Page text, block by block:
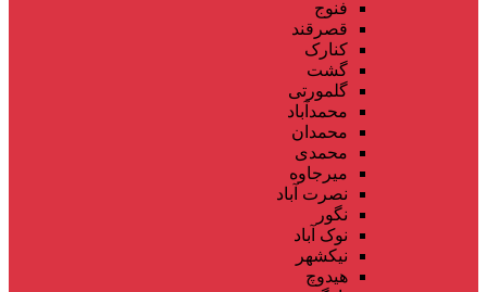
فنوج
قصرقند
کنارک
گشت
گلمورتی
محمدآباد
محمدان
محمدی
میرجاوه
نصرت آباد
نگور
نوک آباد
نیکشهر
هیدوچ